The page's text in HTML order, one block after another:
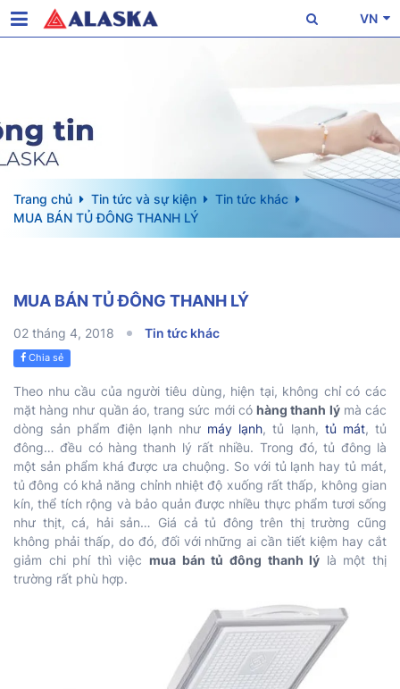
VN
Trang chủ Tin tức và sự kiện
Tin tức khác
MUA BÁN TỦ ĐÔNG THANH LÝ
MUA BÁN TỦ ĐÔNG THANH LÝ
02 tháng 4, 2018 Tin tức khác
Chia sẻ
Theo nhu cầu của người tiêu dùng, hiện tại, không chỉ có các
mặt hàng như quần áo, trang sức mới cóhàng thanh lýmà các
dòng sản phẩm điện lạnh như máy lạnh, tủ lạnh, tủ mát, tủ
đông… đều có hàng thanh lý rất nhiều. Trong đó, tủ đông là
một sản phẩm khá được ưa chuộng. So với tủ lạnh hay tủ mát,
tủ đông có khả năng chỉnh nhiệt độ xuống rất thấp, không gian
kín, thể tích rộng và bảo quản được nhiều thực phẩm tươi sống
như thịt, cá, hải sản… Giá cả tủ đông trên thị trường cũng
không phải thấp, do đó, đối với những ai cần tiết kiệm hay cắt
giảm chi phí thì việcmua bán tủ đông thanh lý là một thị
trường rất phù hợp.